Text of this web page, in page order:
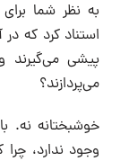
به نظر شما
استناد کرد که
پیشی می‌گیرند
می‌پردازند؟
خوشبختانه
وجود ندارد، چرا